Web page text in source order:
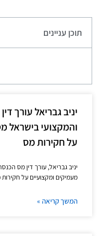
תוכן עניינים
יניב גבריאל עורך
והמקצועי בישראל
על חקירות מס
יניב גבריאל, עורך דין מס
מעמיקים ומקצועיים על
המשך קריאה »